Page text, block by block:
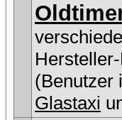
(Benutzer
Glastaxi